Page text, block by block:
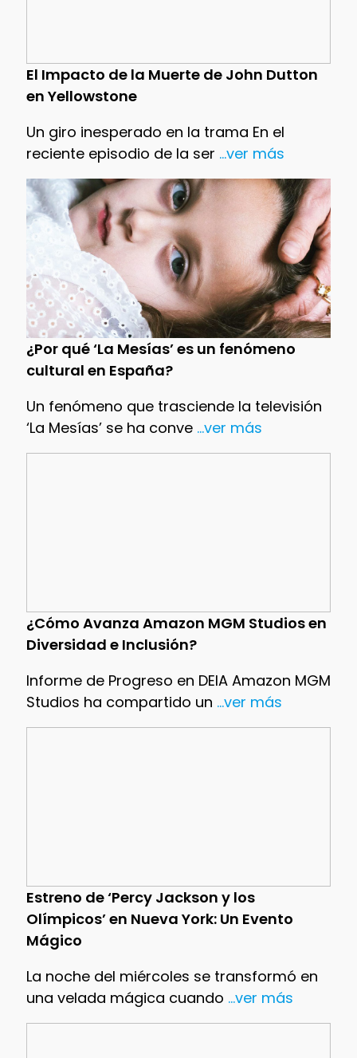
El Impacto de la Muerte de John Dutton
en Yellowstone
Un giro inesperado en la trama En el
reciente episodio de la ser ...ver más
¿Por qué ‘La Mesías’ es un fenómeno
cultural en España?
Un fenómeno que trasciende la televisión
‘La Mesías’ se ha conve...ver más
¿Cómo Avanza Amazon MGM Studios en
Diversidad e Inclusión?
Informe de Progreso en DEIA Amazon MGM
Studios ha compartido un ...ver más
Estreno de ‘Percy Jackson y los
Olímpicos’ en Nueva York: Un Evento
Mágico
La noche del miércoles se transformó en
una velada mágica cuando ...ver más